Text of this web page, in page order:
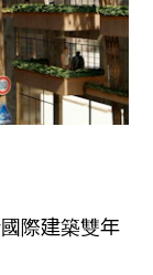
際建築雙年